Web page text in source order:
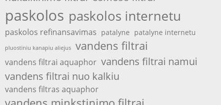
paskolos paskolos internetu
paskolos refinansavimas patalyne patalyne internetu
pluostiniu kanapiu aliejus vandens filtrai
vandens filtrai aquaphor vandens filtrai namui
vandens filtrai nuo kalkiu
vandens filtras aquaphor